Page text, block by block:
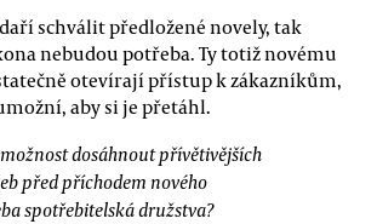
schválit předložené novely, tak
nebudou potřeba. Ty totiž novému
otevírají přístup k zákazníkům,
aby si je přetáhl.
dosáhnout přívětivějších
před příchodem nového
spotřebitelská družstva?